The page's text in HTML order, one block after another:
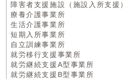
障害者支援施設（施設入所支援）
療養介護事業所
生活介護事業所
短期入所事業所
自立訓練事業所
就労移行支援事業所
就労継続支援A型事業所
就労継続支援B型事業所